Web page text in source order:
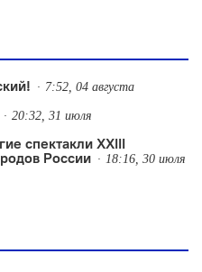
7:52, 04 августа
20:32, 31 июля
спектакли XXIII
России
18:16, 30 июля